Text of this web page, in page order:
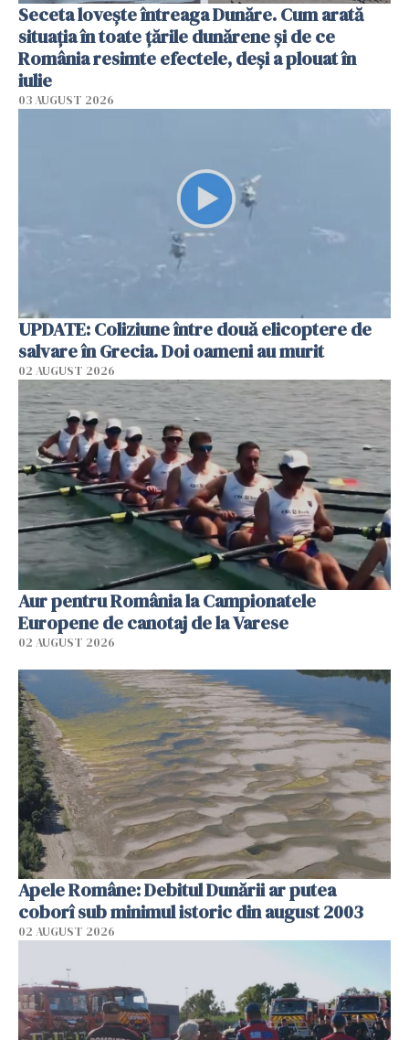
Seceta lovește întreaga Dunăre. Cum arată
situația în toate țările dunărene și de ce
România resimte efectele, deși a plouat în
iulie
03 AUGUST 2026
UPDATE: Coliziune între două elicoptere de
salvare în Grecia. Doi oameni au murit
02 AUGUST 2026
Aur pentru România la Campionatele
Europene de canotaj de la Varese
02 AUGUST 2026
Apele Române: Debitul Dunării ar putea
coborî sub minimul istoric din august 2003
02 AUGUST 2026